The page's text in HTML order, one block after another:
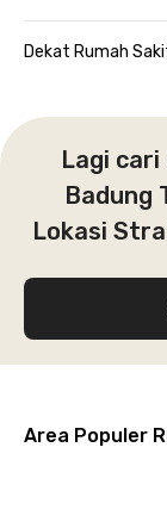
Dekat Rumah
Lagi
Badung
Lokasi
Area Populer